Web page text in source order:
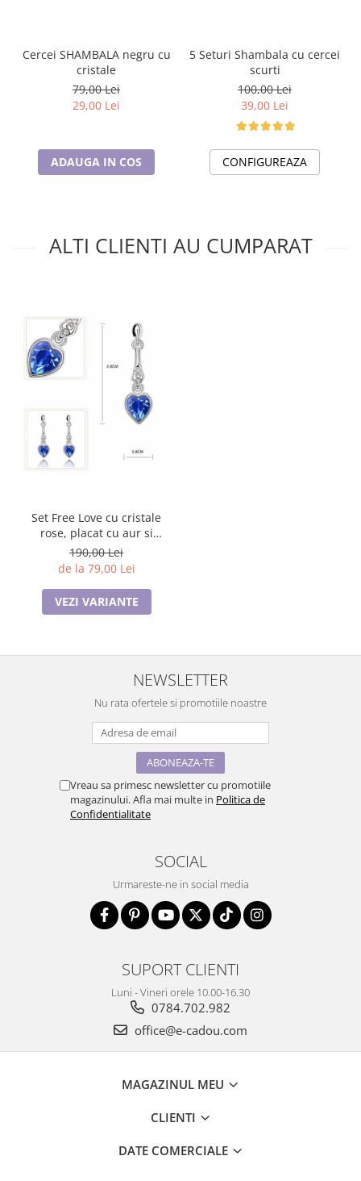
Cercei SHAMBALA negru cu
cristale
79,00 Lei
29,00 Lei
ADAUGA IN COS
5 Seturi Shambala cu cercei
scurti
100,00 Lei
39,00 Lei
CONFIGUREAZA
ALTI CLIENTI AU CUMPARAT
Set Free Love cu cristale
rose, placat cu aur si
garantie 6 luni
190,00 Lei
de la 79,00 Lei
VEZI VARIANTE
NEWSLETTER
Nu rata ofertele si promotiile noastre
Vreau sa primesc newsletter cu promotiile
magazinului. Afla mai multe in Politica de
Confidentialitate
SOCIAL
Urmareste-ne in social media
SUPORT CLIENTI
Luni - Vineri orele 10.00-16.30
0784.702.982
office@e-cadou.com
MAGAZINUL MEU
CLIENTI
DATE COMERCIALE